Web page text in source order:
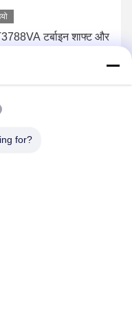
टर्बाइन शाफ्ट और
5002S टर्बोचार्जर के
for?